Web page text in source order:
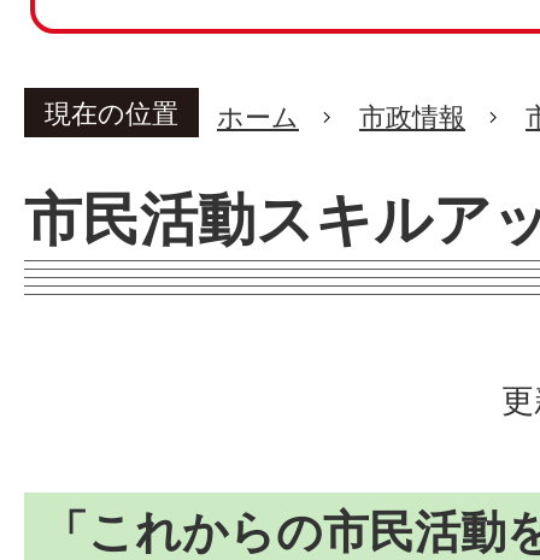
現在の位置 ホーム 市政情報
市民活動スキルア
「これからの市民活動